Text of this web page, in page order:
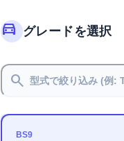
directions_car グレードを選択
search
BS9